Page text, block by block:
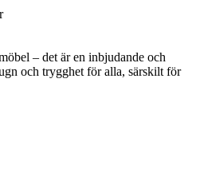
– det är en inbjudande och
och trygghet för alla, särskilt för